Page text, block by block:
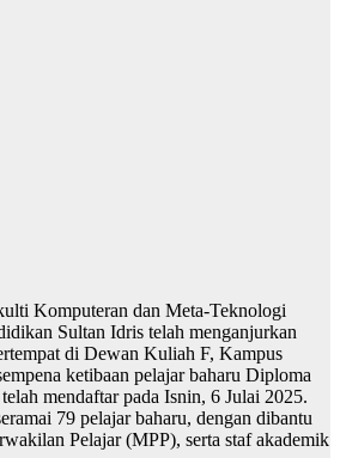
Komputeran dan Meta-Teknologi
Sultan Idris telah menganjurkan
di Dewan Kuliah F, Kampus
ketibaan pelajar baharu Diploma
mendaftar pada Isnin, 6 Julai 2025.
79 pelajar baharu, dengan dibantu
Pelajar (MPP), serta staf akademik